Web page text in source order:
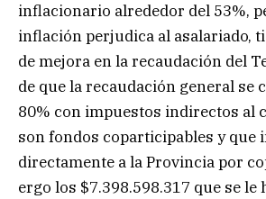
inflacionario alrededor del 53%,
inflación perjudica al asalariado,
de mejora en la recaudación del
de que la recaudación general se
80% con impuestos indirectos al
son fondos coparticipables y que
directamente a la Provincia por
ergo los $7.398.598.317 que se le